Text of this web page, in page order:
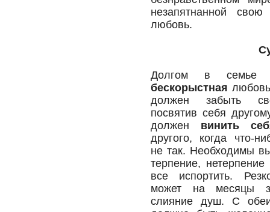
незапятнанной
любовь.
Долгом в семье
бескорыстная
должен забыть
посвятив себя
должен винить
другого, когда что-
не так. Необходимы
терпение,
все испортить.
может на месяцы
слияние душ. С